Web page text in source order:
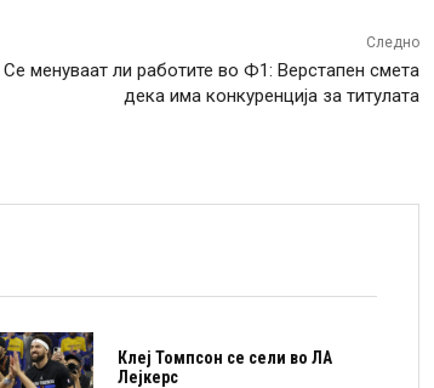
Следно
Се менуваат ли работите во Ф1: Верстапен смета
дека има конкуренција за титулата
Клеј Томпсон се сели во ЛА
Лејкерс